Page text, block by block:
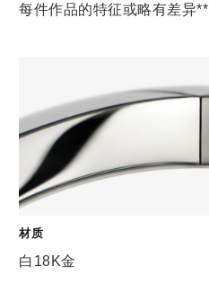
每件作品的特征或略有差异**
材质
白18K金